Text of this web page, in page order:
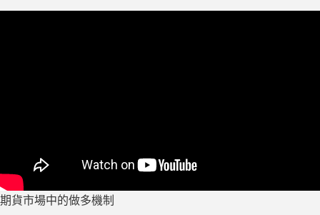
期貨市場中的做多機制